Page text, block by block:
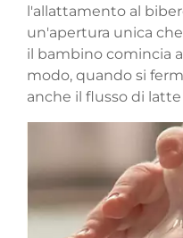
l'allattamento al
un'apertura unica
il bambino comincia
modo, quando si
anche il flusso di